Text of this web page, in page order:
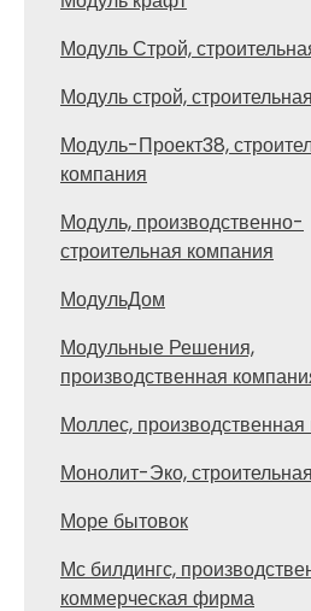
Модуль Строй,
Модуль строй,
Модуль-Проект38,
компания
Модуль, производственно-
строительная компания
МодульДом
Модульные Решения,
производственная
Моллес,
Монолит-Эко,
Море бытовок
Мс билдингс,
коммерческая фирма